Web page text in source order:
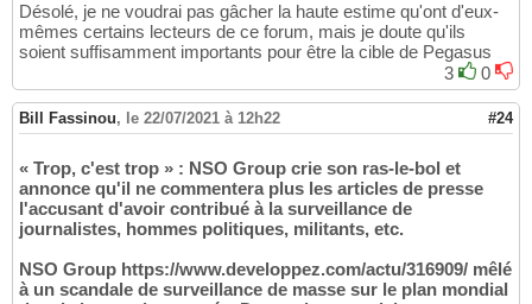
Désolé, je ne voudrai pas gâcher la haute estime qu'ont d'eux-
mêmes certains lecteurs de ce forum, mais je doute qu'ils
soient suffisamment importants pour être la cible de Pegasus
3
0
Bill Fassinou, le 22/07/2021 à 12h22 #24
« Trop, c'est trop » : NSO Group crie son ras-le-bol et
annonce qu'il ne commentera plus les articles de presse
l'accusant d'avoir contribué à la surveillance de
journalistes, hommes politiques, militants, etc.
NSO Group https://www.developpez.com/actu/316909/ mêlé
à un scandale de surveillance de masse sur le plan mondial